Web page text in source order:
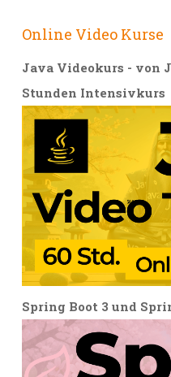
Online Video Kurse
Java Videokurs - von
Stunden Intensivkurs
Spring Boot 3 und